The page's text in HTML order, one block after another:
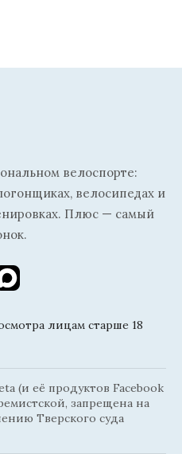
велоспорте:
велосипедах и
Плюс — самый
лицам старше 18
(и её продуктов Facebook
запрещена на
Тверского суда